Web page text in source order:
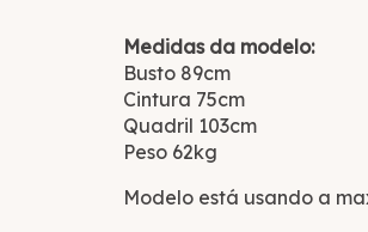
Medidas da modelo:
Busto 89cm
Cintura 75cm
Quadril 103cm
Peso 62kg
Modelo está usando a